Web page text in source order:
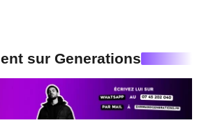
sur Generations